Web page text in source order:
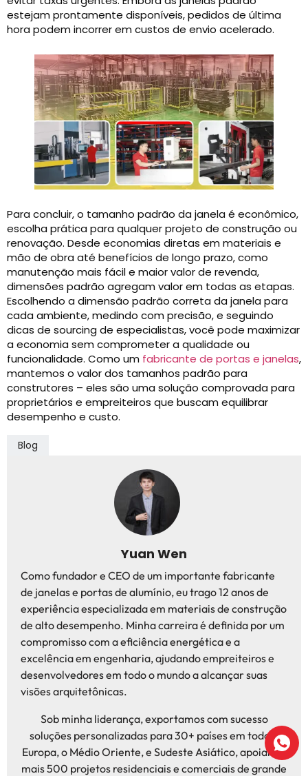
estejam prontamente disponíveis, pedidos de última
hora podem incorrer em custos de envio acelerado.
Para concluir, o tamanho padrão da janela é econômico,
escolha prática para qualquer projeto de construção ou
renovação. Desde economias diretas em materiais e
mão de obra até benefícios de longo prazo, como
manutenção mais fácil e maior valor de revenda,
dimensões padrão agregam valor em todas as etapas.
Escolhendo a dimensão padrão correta da janela para
cada ambiente, medindo com precisão, e seguindo
dicas de sourcing de especialistas, você pode maximizar
a economia sem comprometer a qualidade ou
funcionalidade. Como um fabricante de portas e janelas,
mantemos o valor dos tamanhos padrão para
construtores – eles são uma solução comprovada para
proprietários e empreiteiros que buscam equilibrar
desempenho e custo.
Blog
Yuan Wen
Como fundador e CEO de um importante fabricante
de janelas e portas de alumínio, eu trago 12 anos de
experiência especializada em materiais de construção
de alto desempenho. Minha carreira é definida por um
compromisso com a eficiência energética e a
excelência em engenharia, ajudando empreiteiros e
desenvolvedores em todo o mundo a alcançar suas
visões arquitetônicas.
Sob minha liderança, exportamos com sucesso
soluções personalizadas para 30+ países em toda a
Europa, o Médio Oriente, e Sudeste Asiático, apoiando
mais 500 projetos residenciais e comerciais de grande